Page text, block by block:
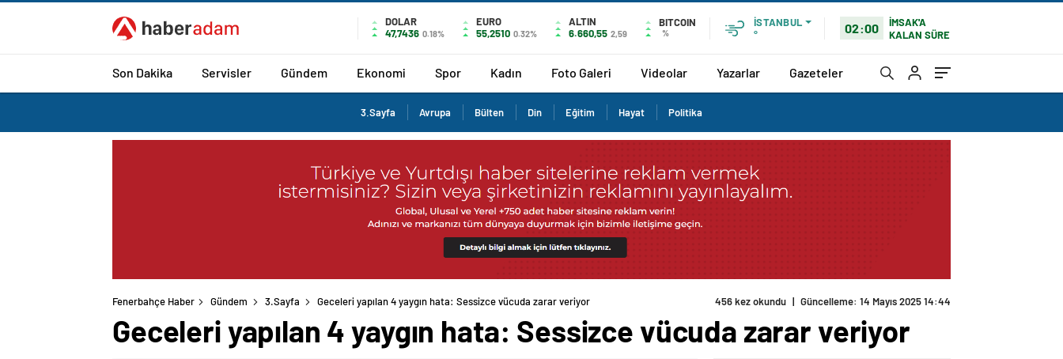
DOLAR
47,7436 0.18%
EURO
55,2510 0.32%
ALTIN
6.660,55 2,59
BITCOIN
%
İSTANBUL
°
02:00
İMSAK'A
KALAN SÜRE
Son Dakika Servisler Gündem Ekonomi Spor Kadın Foto Galeri Videolar Yazarlar Gazeteler
3.Sayfa Avrupa Bülten Din Eğitim Hayat Politika
Fenerbahçe Haber Gündem 3.Sayfa Geceleri yapılan 4 yaygın hata: Sessizce vücuda zarar veriyor 456 kez okundu | Güncelleme: 14 Mayıs 2025 14:44
Geceleri yapılan 4 yaygın hata: Sessizce vücuda zarar veriyor